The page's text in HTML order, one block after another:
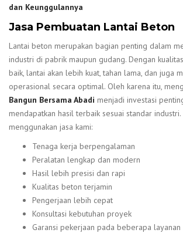
dan Keunggulannya
Jasa Pembuatan Lantai Beton
Lantai beton merupakan bagian penting dalam
industri di pabrik maupun gudang. Dengan
baik, lantai akan lebih kuat, tahan lama, dan juga
operasional secara optimal. Oleh karena itu,
Bangun Bersama Abadi menjadi investasi
mendapatkan hasil terbaik sesuai standar industri.
menggunakan jasa kami:
Tenaga kerja berpengalaman
Peralatan lengkap dan modern
Hasil lebih presisi dan rapi
Kualitas beton terjamin
Pengerjaan lebih cepat
Konsultasi kebutuhan proyek
Garansi pekerjaan pada beberapa layanan